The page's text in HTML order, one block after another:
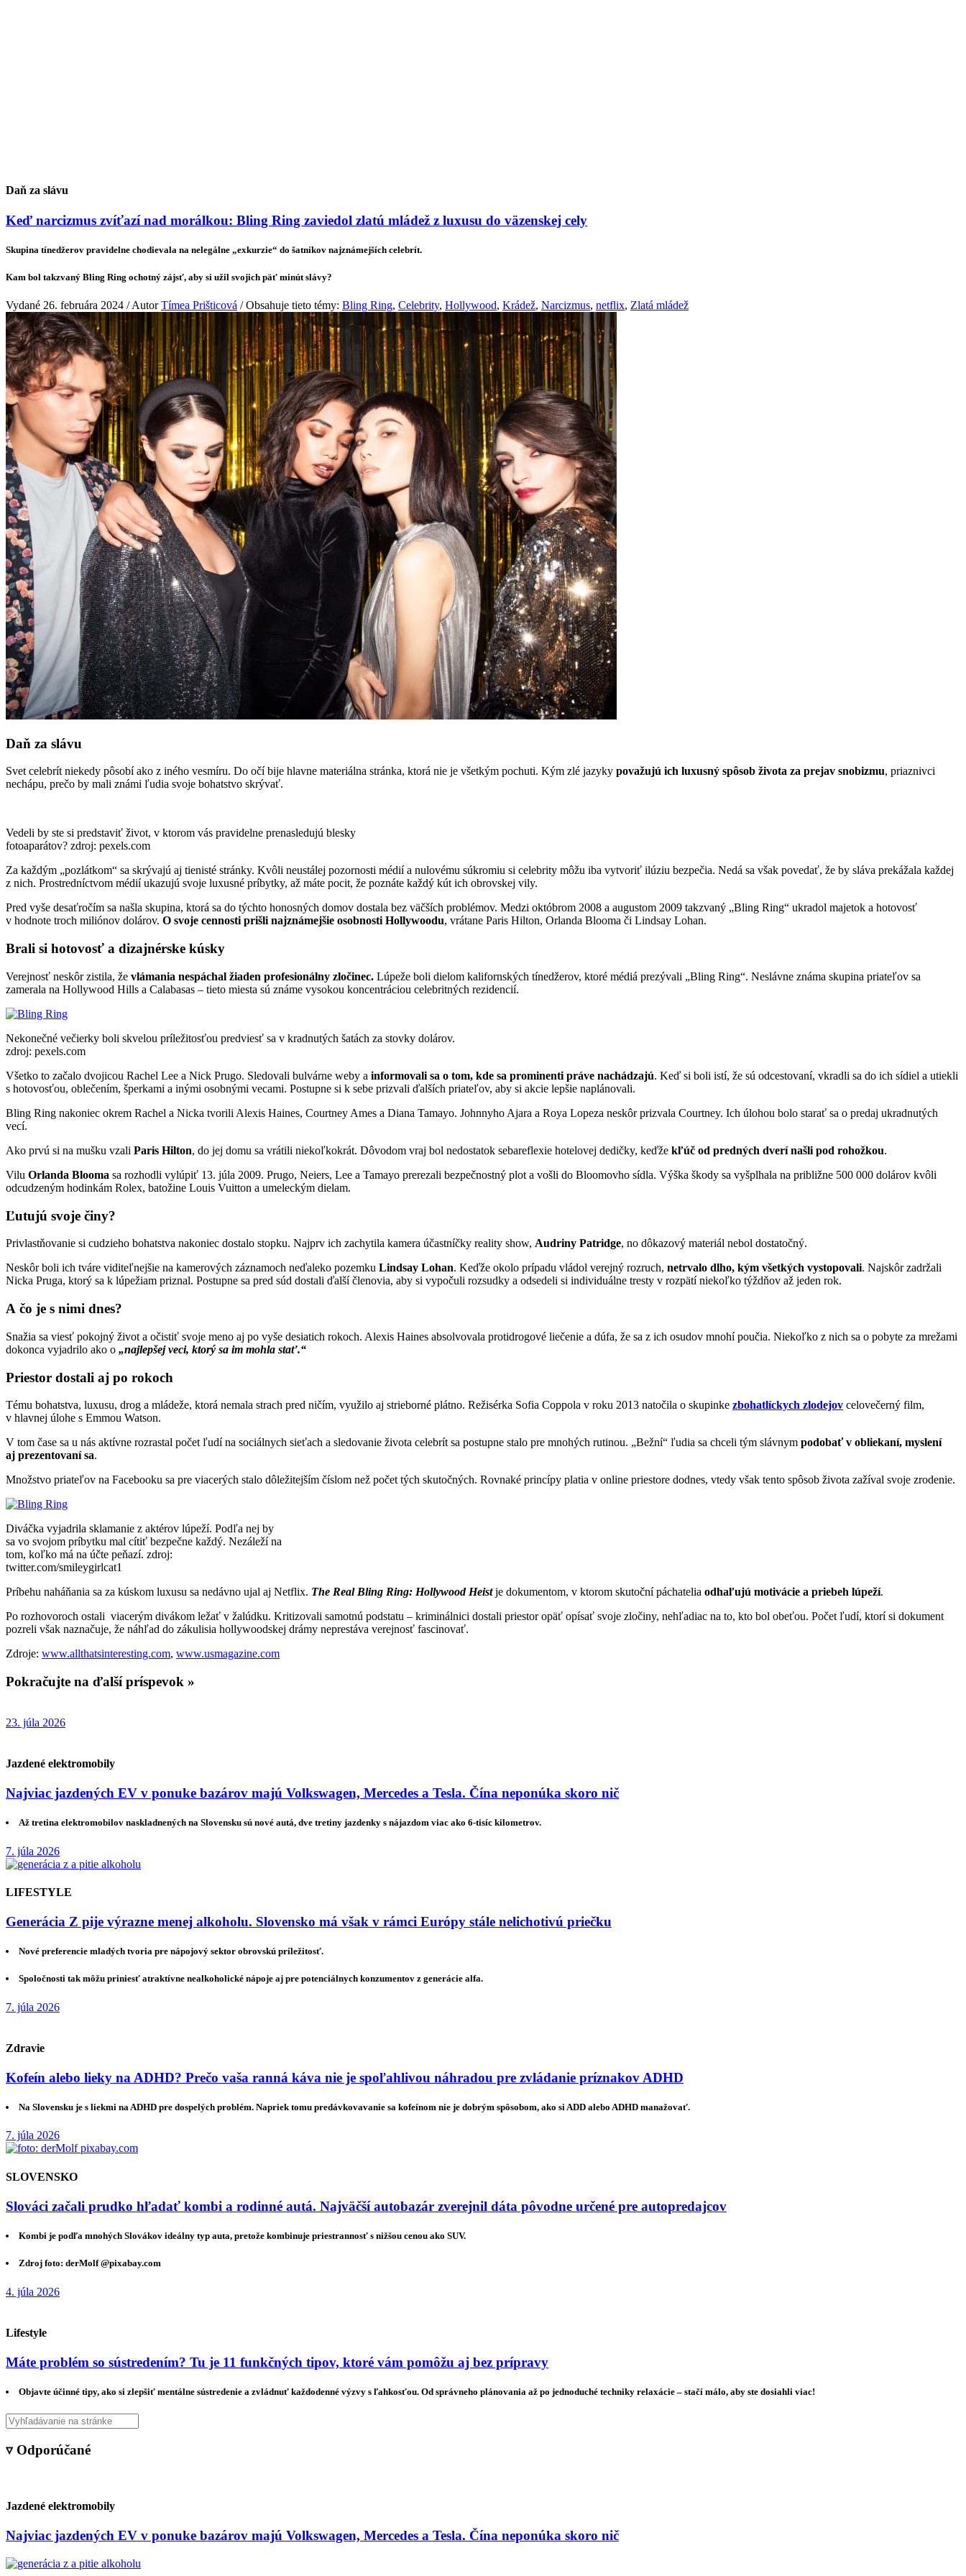
Daň za slávu
Keď narcizmus zvíťazí nad morálkou: Bling Ring zaviedol zlatú mládež z luxusu do väzenskej cely
Skupina tínedžerov pravidelne chodievala na nelegálne „exkurzie“ do šatníkov najznámejších celebrít.
Kam bol takzvaný Bling Ring ochotný zájsť, aby si užil svojich päť minút slávy?
Vydané 26. februára 2024 / AutorTímea Prišticová / Obsahuje tieto témy: Bling Ring, Celebrity, Hollywood, Krádež, Narcizmus, netflix, Zlatá mládež
Daň za slávu
Svet celebrít niekedy pôsobí ako z iného vesmíru. Do očí bije hlavne materiálna stránka, ktorá nie je všetkým pochuti. Kým zlé jazyky považujú ich luxusný spôsob života za prejav snobizmu, priaznivci
nechápu, prečo by mali známi ľudia svoje bohatstvo skrývať.
Vedeli by ste si predstaviť život, v ktorom vás pravidelne prenasledujú blesky
fotoaparátov? zdroj: pexels.com
Za každým „pozlátkom“ sa skrývajú aj tienisté stránky. Kvôli neustálej pozornosti médií a nulovému súkromiu si celebrity môžu iba vytvoriť ilúziu bezpečia. Nedá sa však povedať, že by sláva prekážala každej
z nich. Prostredníctvom médií ukazujú svoje luxusné príbytky, až máte pocit, že poznáte každý kút ich obrovskej vily.
Pred vyše desaťročím sa našla skupina, ktorá sa do týchto honosných domov dostala bez väčších problémov. Medzi októbrom 2008 a augustom 2009 takzvaný „Bling Ring“ ukradol majetok a hotovosť
v hodnote troch miliónov dolárov. O svoje cennosti prišli najznámejšie osobnosti Hollywoodu, vrátane Paris Hilton, Orlanda Blooma či Lindsay Lohan.
Brali si hotovosť a dizajnérske kúsky
Verejnosť neskôr zistila, že vlámania nespáchal žiaden profesionálny zločinec. Lúpeže boli dielom kalifornských tínedžerov, ktoré médiá prezývali „Bling Ring“. Neslávne známa skupina priateľov sa
zamerala na Hollywood Hills a Calabasas – tieto miesta sú známe vysokou koncentráciou celebritných rezidencií.
Nekonečné večierky boli skvelou príležitosťou predviesť sa v kradnutých šatách za stovky dolárov.
zdroj: pexels.com
Všetko to začalo dvojicou Rachel Lee a Nick Prugo. Sledovali bulvárne weby a informovali sa o tom, kde sa prominenti práve nachádzajú. Keď si boli istí, že sú odcestovaní, vkradli sa do ich sídiel a utiekli
s hotovosťou, oblečením, šperkami a inými osobnými vecami. Postupne si k sebe prizvali ďalších priateľov, aby si akcie lepšie naplánovali.
Bling Ring nakoniec okrem Rachel a Nicka tvorili Alexis Haines, Courtney Ames a Diana Tamayo. Johnnyho Ajara a Roya Lopeza neskôr prizvala Courtney. Ich úlohou bolo starať sa o predaj ukradnutých
vecí.
Ako prvú si na mušku vzali Paris Hilton, do jej domu sa vrátili niekoľkokrát. Dôvodom vraj bol nedostatok sebareflexie hotelovej dedičky, keďže kľúč od predných dverí našli pod rohožkou.
Vilu Orlanda Blooma sa rozhodli vylúpiť 13. júla 2009. Prugo, Neiers, Lee a Tamayo prerezali bezpečnostný plot a vošli do Bloomovho sídla. Výška škody sa vyšplhala na približne 500 000 dolárov kvôli
odcudzeným hodinkám Rolex, batožine Louis Vuitton a umeleckým dielam.
Ľutujú svoje činy?
Privlastňovanie si cudzieho bohatstva nakoniec dostalo stopku. Najprv ich zachytila kamera účastníčky reality show, Audriny Patridge, no dôkazový materiál nebol dostatočný.
Neskôr boli ich tváre viditeľnejšie na kamerových záznamoch neďaleko pozemku Lindsay Lohan. Keďže okolo prípadu vládol verejný rozruch, netrvalo dlho, kým všetkých vystopovali. Najskôr zadržali
Nicka Pruga, ktorý sa k lúpežiam priznal. Postupne sa pred súd dostali ďalší členovia, aby si vypočuli rozsudky a odsedeli si individuálne tresty v rozpätí niekoľko týždňov až jeden rok.
A čo je s nimi dnes?
Snažia sa viesť pokojný život a očistiť svoje meno aj po vyše desiatich rokoch. Alexis Haines absolvovala protidrogové liečenie a dúfa, že sa z ich osudov mnohí poučia. Niekoľko z nich sa o pobyte za mrežami
dokonca vyjadrilo ako o „najlepšej veci, ktorý sa im mohla stať.“
Priestor dostali aj po rokoch
Tému bohatstva, luxusu, drog a mládeže, ktorá nemala strach pred ničím, využilo aj strieborné plátno. Režisérka Sofia Coppola v roku 2013 natočila o skupinke zbohatlíckych zlodejov celovečerný film,
v hlavnej úlohe s Emmou Watson.
V tom čase sa u nás aktívne rozrastal počet ľudí na sociálnych sieťach a sledovanie života celebrít sa postupne stalo pre mnohých rutinou. „Bežní“ ľudia sa chceli tým slávnym podobať v obliekaní, myslení
aj prezentovaní sa.
Množstvo priateľov na Facebooku sa pre viacerých stalo dôležitejším číslom než počet tých skutočných. Rovnaké princípy platia v online priestore dodnes, vtedy však tento spôsob života zažíval svoje zrodenie.
Diváčka vyjadrila sklamanie z aktérov lúpeží. Podľa nej by
sa vo svojom príbytku mal cítiť bezpečne každý. Nezáleží na
tom, koľko má na účte peňazí. zdroj:
twitter.com/smileygirlcat1
Príbehu naháňania sa za kúskom luxusu sa nedávno ujal aj Netflix. The Real Bling Ring: Hollywood Heistje dokumentom, v ktorom skutoční páchatelia odhaľujú motivácie a priebeh lúpeží.
Po rozhovoroch ostali viacerým divákom ležať v žalúdku. Kritizovali samotnú podstatu – kriminálnici dostali priestor opäť opísať svoje zločiny, nehľadiac na to, kto bol obeťou. Počet ľudí, ktorí si dokument
pozreli však naznačuje, že náhľad do zákulisia hollywoodskej drámy neprestáva verejnosť fascinovať.
Zdroje: www.allthatsinteresting.com, www.usmagazine.com
Pokračujte na ďalší príspevok »
23. júla 2026
Jazdené elektromobily
Najviac jazdených EV v ponuke bazárov majú Volkswagen, Mercedes a Tesla. Čína neponúka skoro nič
Až tretina elektromobilov naskladnených na Slovensku sú nové autá, dve tretiny jazdenky s nájazdom viac ako 6-tisíc kilometrov.
7. júla 2026
LIFESTYLE
Generácia Z pije výrazne menej alkoholu. Slovensko má však v rámci Európy stále nelichotivú priečku
Nové preferencie mladých tvoria pre nápojový sektor obrovskú príležitosť.
Spoločnosti tak môžu priniesť atraktívne nealkoholické nápoje aj pre potenciálnych konzumentov z generácie alfa.
7. júla 2026
Zdravie
Kofeín alebo lieky na ADHD? Prečo vaša ranná káva nie je spoľahlivou náhradou pre zvládanie príznakov ADHD
Na Slovensku je s liekmi na ADHD pre dospelých problém. Napriek tomu predávkovavanie sa kofeínom nie je dobrým spôsobom, ako si ADD alebo ADHD manažovať.
7. júla 2026
SLOVENSKO
Slováci začali prudko hľadať kombi a rodinné autá. Najväčší autobazár zverejnil dáta pôvodne určené pre autopredajcov
Kombi je podľa mnohých Slovákov ideálny typ auta, pretože kombinuje priestrannosť s nižšou cenou ako SUV.
Zdroj foto: derMolf @pixabay.com
4. júla 2026
Lifestyle
Máte problém so sústredením? Tu je 11 funkčných tipov, ktoré vám pomôžu aj bez prípravy
Objavte účinné tipy, ako si zlepšiť mentálne sústredenie a zvládnuť každodenné výzvy s ľahkosťou. Od správneho plánovania až po jednoduché techniky relaxácie – stačí málo, aby ste dosiahli viac!
▿ Odporúčané
Jazdené elektromobily
Najviac jazdených EV v ponuke bazárov majú Volkswagen, Mercedes a Tesla. Čína neponúka skoro nič